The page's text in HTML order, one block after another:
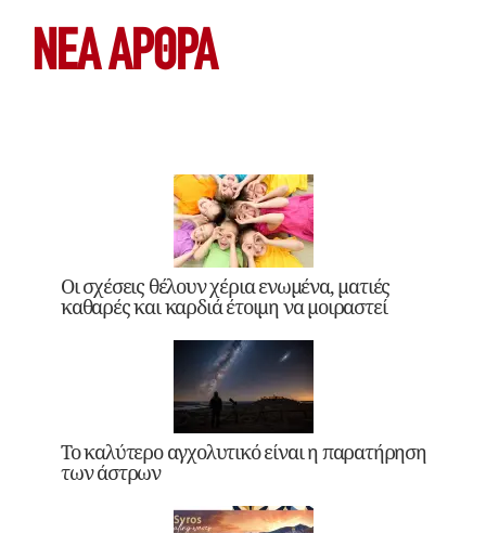
ΝΕΑ ΆΡΘΡΑ
Οι σχέσεις θέλουν χέρια ενωμένα, ματιές
καθαρές και καρδιά έτοιμη να μοιραστεί
Το καλύτερο αγχολυτικό είναι η παρατήρηση
των άστρων